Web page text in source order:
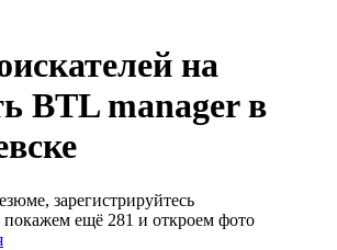
на
BTL manager в
зарегистрируйтесь
покажем ещё 281 и откроем фото